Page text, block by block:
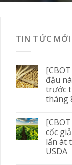
TIN TỨC
đậu
trước
tháng
cốc
lấn át
USDA